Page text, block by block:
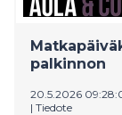
palkinnon
20.5.2026
| Tiedote